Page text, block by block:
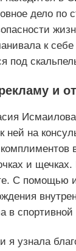
дело по
к
под
и
ней на
и
С помощью
в
я узнала